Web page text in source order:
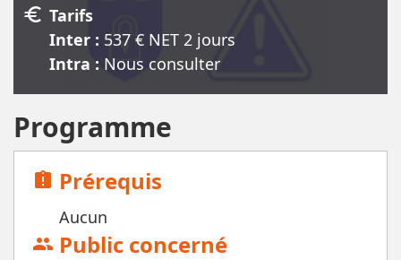
euro Tarifs
Inter : 537 € NET 2 jours
Intra : Nous consulter
Programme
assignment_late Prérequis
Aucun
group Public concerné